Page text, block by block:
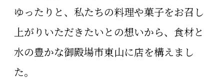
ゆったりと、 私たちの料理や菓子をお召し
上がりいただきたいとの想いから、 食材と
水の豊かな御殿場市東山に店を構えまし
た。